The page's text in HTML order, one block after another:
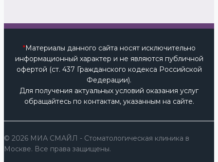
*Материалы данного сайта носят исключительно
информационный характер и не являются публичной
офертой (ст. 437 Гражданского кодекса Российской
Федерации).
Для получения актуальных условий оказания услуг
обращайтесь по контактам, указанным на сайте.
© 2026 МИА СМАЙЛ - Стоматологическая клиника в
Москве. Все права защищены.